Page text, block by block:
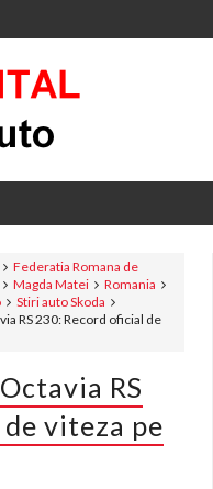
Federatia Romana de
Magda Matei
Romania
Stiri auto Skoda
RS 230: Record oficial de
RS
viteza pe